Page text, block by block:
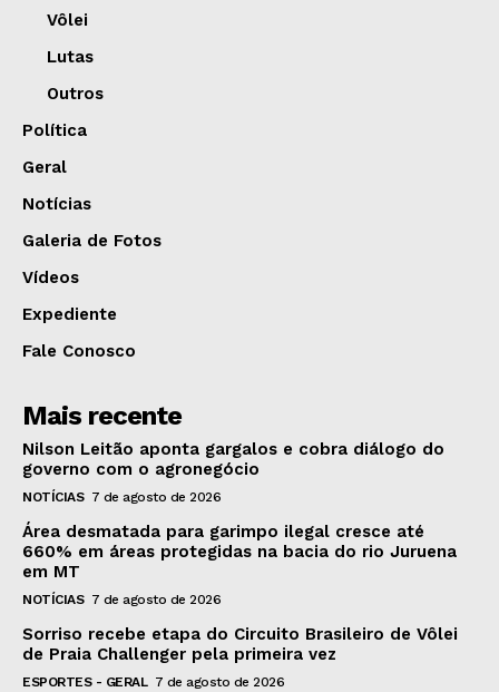
Vôlei
Lutas
Outros
Política
Geral
Notícias
Galeria de Fotos
Vídeos
Expediente
Fale Conosco
Mais recente
Nilson Leitão aponta gargalos e cobra diálogo do
governo com o agronegócio
NOTÍCIAS 7 de agosto de 2026
Área desmatada para garimpo ilegal cresce até
660% em áreas protegidas na bacia do rio Juruena
em MT
NOTÍCIAS 7 de agosto de 2026
Sorriso recebe etapa do Circuito Brasileiro de Vôlei
de Praia Challenger pela primeira vez
ESPORTES - GERAL 7 de agosto de 2026